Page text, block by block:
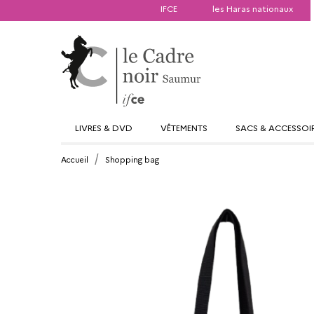
IFCE les Haras nationaux
LIVRES & DVD VÊTEMENTS SACS &
Accueil Shopping bag